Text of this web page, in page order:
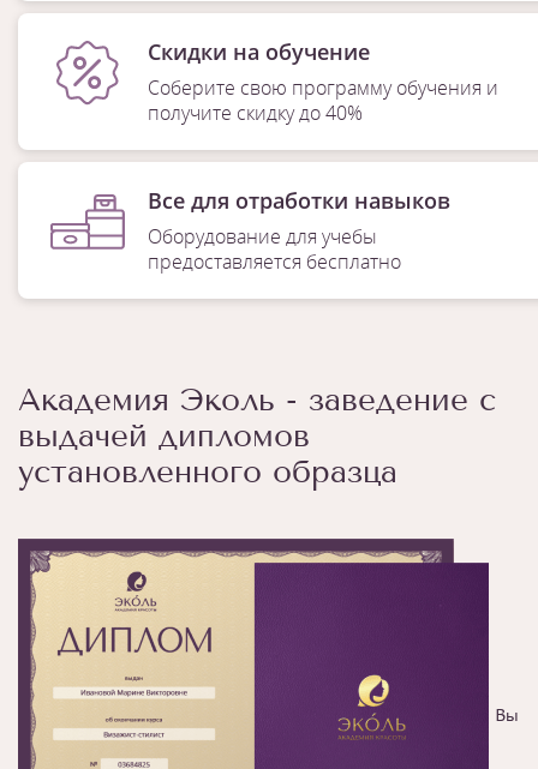
Скидки на обучение
Соберите свою программу обучения и
получите скидку до 40%
Все для отработки навыков
Оборудование для учебы
предоставляется бесплатно
Академия Эколь - заведение с
выдачей дипломов
установленного образца
Вы